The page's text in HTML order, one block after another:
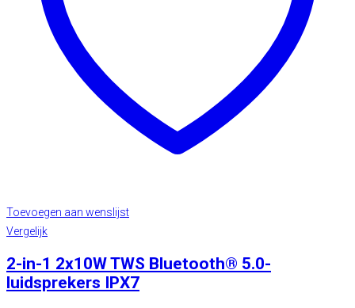
Toevoegen aan wenslijst
Vergelijk
2-in-1 2x10W TWS Bluetooth® 5.0-
luidsprekers IPX7